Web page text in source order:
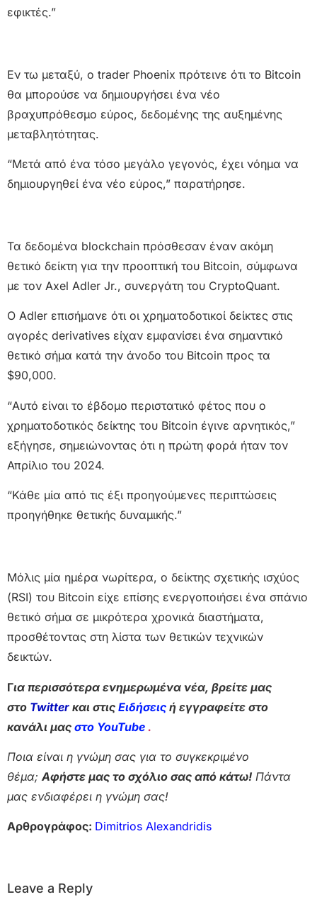
εφικτές.”
Εν τω μεταξύ, ο trader Phoenix πρότεινε ότι το Bitcoin
θα μπορούσε να δημιουργήσει ένα νέο
βραχυπρόθεσμο εύρος, δεδομένης της αυξημένης
μεταβλητότητας.
“Μετά από ένα τόσο μεγάλο γεγονός, έχει νόημα να
δημιουργηθεί ένα νέο εύρος,” παρατήρησε.
Τα δεδομένα blockchain πρόσθεσαν έναν ακόμη
θετικό δείκτη για την προοπτική του Bitcoin, σύμφωνα
με τον Axel Adler Jr., συνεργάτη του CryptoQuant.
Ο Adler επισήμανε ότι οι χρηματοδοτικοί δείκτες στις
αγορές derivatives είχαν εμφανίσει ένα σημαντικό
θετικό σήμα κατά την άνοδο του Bitcoin προς τα
$90,000.
“Αυτό είναι το έβδομο περιστατικό φέτος που ο
χρηματοδοτικός δείκτης του Bitcoin έγινε αρνητικός,”
εξήγησε, σημειώνοντας ότι η πρώτη φορά ήταν τον
Απρίλιο του 2024.
“Κάθε μία από τις έξι προηγούμενες περιπτώσεις
προηγήθηκε θετικής δυναμικής.”
Μόλις μία ημέρα νωρίτερα, ο δείκτης σχετικής ισχύος
(RSI) του Bitcoin είχε επίσης ενεργοποιήσει ένα σπάνιο
θετικό σήμα σε μικρότερα χρονικά διαστήματα,
προσθέτοντας στη λίστα των θετικών τεχνικών
δεικτών.
Για περισσότερα ενημερωμένα νέα, βρείτε μας
στο Twitter και στις Ειδήσεις ή εγγραφείτε στο
κανάλι μας στο YouTube .
Ποια είναι η γνώμη σας για το συγκεκριμένο
θέμα;Αφήστε μας το σχόλιο σας από κάτω! Πάντα
μας ενδιαφέρει η γνώμη σας!
Αρθρογράφος: Dimitrios Alexandridis
Leave a Reply